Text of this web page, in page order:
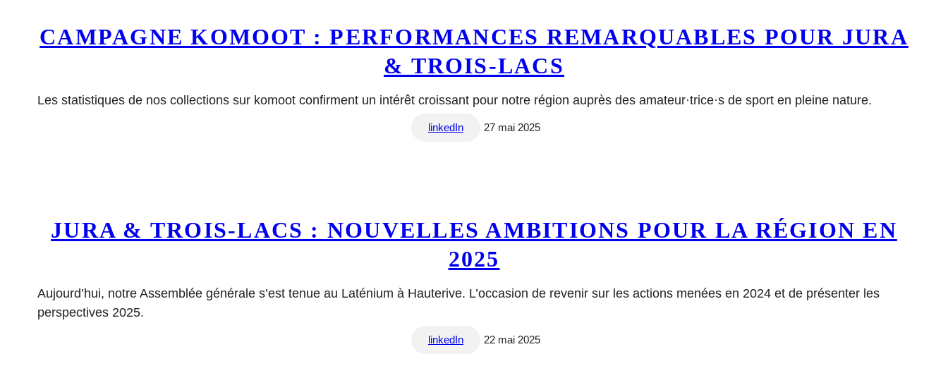
CAMPAGNE KOMOOT : PERFORMANCES REMARQUABLES POUR JURA
& TROIS-LACS
Les statistiques de nos collections sur komoot confirment un intérêt croissant pour notre région auprès des amateur·trice·s de sport en pleine nature.
linkedIn 27 mai 2025
JURA & TROIS-LACS : NOUVELLES AMBITIONS POUR LA RÉGION EN
2025
Aujourd’hui, notre Assemblée générale s’est tenue au Laténium à Hauterive. L’occasion de revenir sur les actions menées en 2024 et de présenter les
perspectives 2025.
linkedIn 22 mai 2025